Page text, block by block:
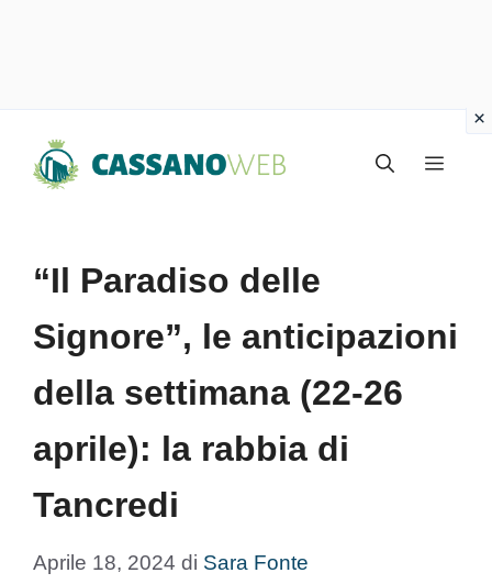
Menu
“Il Paradiso delle
Signore”, le anticipazioni
della settimana (22-26
aprile): la rabbia di
Tancredi
Aprile 18, 2024 di Sara Fonte